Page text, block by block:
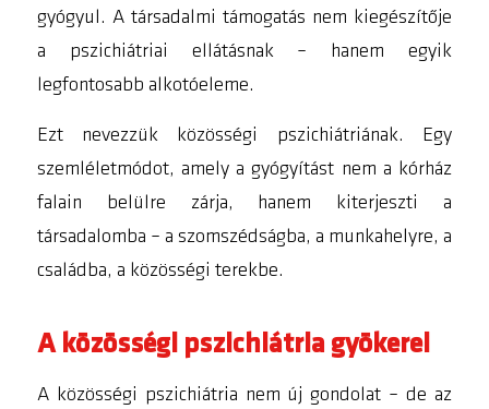
gyógyul. A társadalmi támogatás nem kiegészítője
a pszichiátriai ellátásnak – hanem egyik
legfontosabb alkotóeleme.
Ezt nevezzük közösségi pszichiátriának. Egy
szemléletmódot, amely a gyógyítást nem a kórház
falain belülre zárja, hanem kiterjeszti a
társadalomba – a szomszédságba, a munkahelyre, a
családba, a közösségi terekbe.
A közösségi pszichiátria gyökerei
A közösségi pszichiátria nem új gondolat – de az